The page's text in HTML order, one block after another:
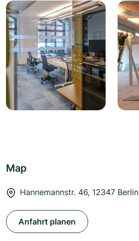
Map
Hannemannstr. 46, 12347 Berlin
Anfahrt planen